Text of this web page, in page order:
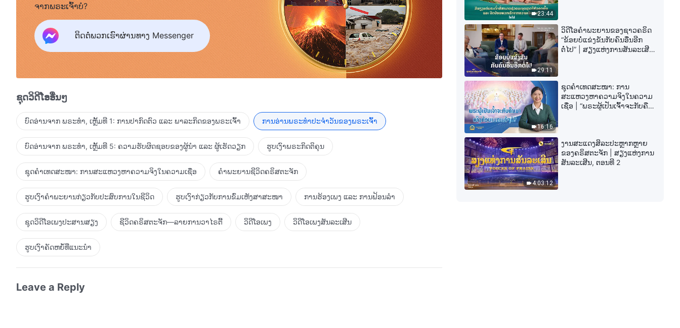
4:29
ຂັ້ນຕອນຂອງພາລະກິດ | ຄັດຕອນ 24
6:47
ພຣະທຳປະຈຳວັນຂອງພຣະເຈົ້າ: ສາມ
ຂັ້ນຕອນຂອງພາລະກິດ | ຄັດຕອນ 25
8:16
ພຣະທຳປະຈຳວັນຂອງພຣະເຈົ້າ: ສາມ
ຂັ້ນຕອນຂອງພາລະກິດ | ຄັດຕອນ 26
12:28
ພຣະທຳປະຈຳວັນຂອງພຣະເຈົ້າ: ສາມ
ຂັ້ນຕອນຂອງພາລະກິດ | ຄັດຕອນ 27
ເຮົາຈຶ່ງມາເພື່ອຂ້ຽນຕີ ແລະ ພິພາກສາມະນຸດໂດຍກົງ. ພາລະກິດໃນຂັ້ນຕອນນີ້ແມ່ນສ້າງຂຶ້ນທັງໝົດອີງຕາມພາລະກິດໃນຂັ້ນຕອນຜ່ານ
ມາ. ເພາະສະນັ້ນ ມີພຽງພາລະກິດປະເພດນີ້ເທົ່ານັ້ນທີ່ສາມາດນໍາພາມະນຸດເຂົ້າສູ່ຄວາມລອດພົ້ນໄດ້ ໂດຍເທື່ອລະກ້າວ. ພຣະເຢຊູ ແລະ
ເຮົາມາຈາກພຣະວິນຍານອົງດຽວກັນ. ເຖິງແມ່ນວ່າ ພວກເຮົາບໍ່ໄດ້ກ່ຽວຂ້ອງກັນໃນເນື້ອໜັງພວກເຮົາ, ແຕ່ວ່າພຣະວິນຍານຂອງພວກເຮົາ
ແມ່ນອົງດຽວກັນ; ເຖິງແມ່ນວ່າເນື້ອຫາຂອງສິ່ງທີ່ພວກເຮົາກະທໍາ ແລະ ພາລະກິດທີ່ພວກເຮົາດໍາເນີນຈະບໍ່ຄືກັນ, ແຕ່ພວກເຮົາແມ່ນຄືກັນ
ໃນດ້ານແກ່ນແທ້; ເນື້ອໜັງຂອງພວກເຮົາແມ່ນຢູ່ໃນຮູບແບບທີ່ແຕກຕ່າງກັນ, ແຕ່ນີ້ແມ່ນຍ້ອນການປ່ຽນແປງໃນຍຸກ ແລະ ຄວາມຕ້ອງການ
ຂອງພາລະກິດຂອງພວກເຮົາທີ່ແຕກຕ່າງກັນ; ພັນທະກິດຂອງພວກເຮົາບໍ່ຄືກັນ ດັ່ງນັ້ນພາລະກິດທີ່ພວກເຮົານໍາມາ ແລະ ອຸປະນິໄສທີ່ພວກ
ເຮົາເປີດເຜີຍຕໍ່ມະນຸດແມ່ນແຕກຕ່າງເຊັ່ນກັນ. ນັ້ນຄືເຫດຜົນທີ່ມະນຸດເຫັນ ແລະ ເຂົ້າໃຈວ່າ ມື້ນີ້ແມ່ນບໍ່ຄືສິ່ງທີ່ຜ່ານມາ, ນີ້ເປັນຍ້ອນການ
ປ່ຽນແປງໃນຍຸກ. ເຖິງວ່າພຣະອົງທັງສອງຈະມີຄວາມແຕກຕ່າງທາງເພດ ແລະ ຮູບຮ່າງດ້ານເນື້ອໜັງພຣະອົງທັງສອງ ເຊິ່ງພຣະອົງທັງສອງ
ບໍ່ໄດ້ບັງເກີດຈາກຄອບຄົວດຽວກັນ, ແຮງໄກທີ່ຢູ່ໃນຊ່ວງເວລາດຽວກັນອີກ, ແຕ່ເຖິງຢ່າງນັ້ນກໍຕາມ ພຣະວິນຍານຂອງພຣະອົງທັງສອງແມ່ນ
ເປັນອົງດຽວກັນ. ເຖິງວ່າເນື້ອໜັງຂອງພຣະອົງທັງສອງບໍ່ໄດ້ມີເລືອດ ຫຼື ຄວາມສຳພັນທາງຮ່າງກາຍຊະນິດໃດໜຶ່ງ, ແຕ່ມັນກໍບໍ່ສາມາດ
ປະຕິເສດໄດ້ວ່າ ພຣະອົງທັງສອງຄືເນື້ອໜັງທີ່ບັງເກີດເປັນມະນຸດຂອງພຣະເຈົ້າໃນສອງຊ່ວງເວລາທີ່ແຕກຕ່າງກັນ. ການທີ່ພຣະອົງທັງສອງ
ບັງເກີດເປັນເນື້ອໜັງທີ່ບັງເກີດເປັນມະນຸດຂອງພຣະເຈົ້ານັ້ນ ເປັນຄວາມຈິງທີ່ໂຕ້ແຍ້ງບໍ່ໄດ້. ເຖິງຢ່າງໃດກໍ່ຕາມ ພຣະອົງທັງສອງບໍ່ແມ່ນ
ສາຍເລືອດດຽວກັນ ແລະ ບໍ່ໄດ້ເວົ້າພາສາດຽວກັນ (ຜູ້ໜຶ່ງເປັນເພດຊາຍທີ່ເວົ້າພາສາຢີວ ແລະ ອີກຄົນໜຶ່ງເປັນເພດຍິງທີ່ເວົ້າແຕ່ພາສາຈີນ
ເທົ່ານັ້ນ). ຍ້ອນສາເຫດເຫຼົ່ານີ້ ທີ່ພຣະອົງທັງສອງຈຶ່ງໄດ້ດໍາລົງຊີວິດຢູ່ໃນປະເທດທີ່ແຕກຕ່າງກັນ ແລະ ໃນຊ່ວງເວລາທີ່ແຕກຕ່າງກັນເຊັ່ນກັນ
ເພື່ອປະຕິບັດພາລະກິດທີ່ເຮັດໃຫ້ແຕ່ລະອົງໄດ້ປະຕິບັດ. ເຖິງແມ່ນວ່າ ພຣະອົງທັງສອງຈະເປັນພຣະວິນຍານອົງດຽວກັນກໍຕາມ, ມີແກ່ນແທ້
ຄືກັນ, ແຕ່ຮູບຮ່າງພາຍນອກຂອງພຣະອົງທັງສອງແມ່ນບໍ່ມີຄວາມຄ້າຍຄືກັນຈັກໜ້ອຍເລີຍ. ສິ່ງທີ່ພຣະອົງທັງສອງມີຄວາມຄ້າຍຄືກັນກໍມີ
ພຽງຄວາມເປັນມະນຸດເທົ່ານັ້ນ, ແຕ່ເທົ່າທີ່ກ່ຽວກັບລັກສະນະພາຍນອກຂອງເນື້ອໜັງຂອງພຣະອົງທັງສອງ ແລະ ສະພາບການກໍາເນີດຂອງ
ພຣະອົງທັງສອງ, ພຣະອົງທັງສອງແມ່ນບໍ່ຄືກັນ. ສິ່ງເຫຼົ່ານີ້ບໍ່ໄດ້ມີຜົນກະທົບຕໍ່ພາລະກິດໃຜລາວຂອງພຣະອົງທັງສອງ ຫຼື ຕໍ່ຄວາມຮູ້ທີ່ມະນຸດ
ມີກ່ຽວກັບພຣະອົງທັງສອງ, ຍ້ອນວ່າ ໃນການວິເຄາະຂັ້ນສຸດທ້າຍກໍຈະເຫັນວ່າ ພຣະອົງທັງສອງແມ່ນເປັນພຣະວິນຍານອົງດຽວກັນ ແລະ
ບໍ່ມີໃຜສາມາດແຍກພຣະອົງທັງສອງອອກຈາກກັນໄດ້. ເຖິງແມ່ນວ່າພຣະອົງທັງສອງຈະບໍ່ກ່ຽວຂ້ອງກັນທາງສາຍເລືອດ, ແຕ່ຊີວິດທັງໝົດ
ຂອງພຣະອົງທັງສອງແມ່ນຄວບຄຸມພຣະວິນຍານຂອງພຣະອົງທັງສອງ ເຊິ່ງມອບໝາຍພາລະກິດທີ່ແຕກຕ່າງກັນໃຫ້ພຣະອົງທັງສອງນໍາໄປ
ປະຕິບັດຢູ່ໃນຊ່ວງເວລາທີ່ແຕກຕ່າງກັນ ແລະ ເນື້ອໜັງຂອງພຣະອົງທັງສອງກໍ່ມາຈາກສາຍເລືອດທີ່ຕ່າງກັນ. ພຣະວິນຍານຂອງພຣະ
ເຢໂຮວາກໍບໍ່ແມ່ນພໍ່ຂອງພຣະວິນຍານຂອງພຣະເຢຊູ ແລະ ພຣະວິນຍານຂອງພຣະເຢຊູກໍບໍ່ແມ່ນບຸດຊາຍຂອງພຣະວິນຍານຂອງພຣະ
ເຢໂຮວາ: ພຣະອົງທັງສອງຄືໜຶ່ງດຽວ ແລະ ເປັນພຣະວິນຍານອົງດຽວກັນ. ໃນທຳນອງດຽວກັນ ພຣະເຈົ້າຜູ້ທີ່ບັງເກີດເປັນມະນຸດໃນ
ຈາກພຣະເຈົ້າບໍ?
ຕິດຕໍ່ພວກເຮົາຜ່ານທາງ Messenger
ຊຸດວິດີໂອອື່ນໆ
ບົດອ່ານຈາກ ພຣະທຳ, ເຫຼັ້ມທີ 1: ການປາກົດຕົວ ແລະ ພາລະກິດຂອງພຣະເຈົ້າ ການອ່ານພຣະທຳປະຈຳວັນຂອງພຣະເຈົ້າ
ບົດອ່ານຈາກ ພຣະທຳ, ເຫຼັ້ມທີ 5: ຄວາມຮັບຜິດຊອບຂອງຜູ້ນໍາ ແລະ ຜູ້ເຮັດວຽກ ຮູບເງົາພຣະກິດຕິຄຸນ
ຊຸດຄຳເທດສະໜາ: ການສະແຫວງຫາຄວາມຈິງໃນຄວາມເຊື່ອ ຄຳພະຍານຊີວິດຄຣິສຕະຈັກ
ຮູບເງົາຄຳພະຍານກ່ຽວກັບປະສົບການໃນຊີວິດ ຮູບເງົາກ່ຽວກັບການຂົ່ມເຫັງສາສະໜາ ການຮ້ອງເພງ ແລະ ການຟ້ອນລຳ
ຊຸດວິດີໂອເພງປະສານສຽງ ຊີວິດຄຣິສຕະຈັກ—ລາຍການວາໄຣຕີ້ ວິດີໂອເພງ ວິດີໂອເພງສັນລະເສີນ
ຮູບເງົາຄັດຫຍໍ້ທີ່ແນະນໍາ
Leave a Reply
23:44
29:11
ວິດີໂອຄຳພະຍານຂອງຊາວຄຣິດ
“ຂ້ອຍບໍ່ແຂ່ງຂັນກັບຄົນອື່ນອີກ
ຕໍ່ໄປ” | ສຽງແຫ່ງການສັນລະເສີນ
16:16
ຊຸດຄຳເທດສະໜາ: ການ
ສະແຫວງຫາຄວາມຈິງໃນຄວາມ
ເຊື່ອ | “ພຣະຜູ້ເປັນເຈົ້າຈະກັບຄືນ
4:03:12
ງານສະແດງສິລະປະຫຼາກຫຼາຍ
ຂອງຄຣິສຕະຈັກ | ສຽງແຫ່ງການ
ສັນລະເສີນ, ຕອນທີ 2